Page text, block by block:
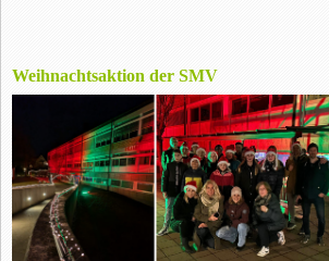
Weihnachtsaktion der SMV